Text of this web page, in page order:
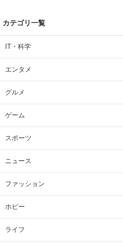
カテゴリ一覧
IT・科学
エンタメ
グルメ
ゲーム
スポーツ
ニュース
ファッション
ホビー
ライフ